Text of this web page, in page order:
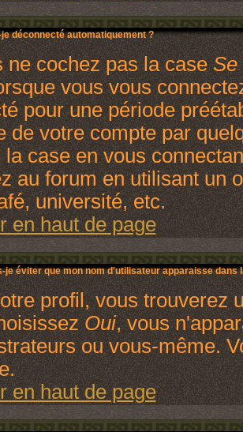
déconnecté automatiquement ?
ne cochez pas la caseSe
vous vous
pour une période
de votre compte par
la case en vous
au forum en utilisant un
université, etc.
en haut de page
je éviter que mon nom d'utilisateur apparaisse dans
profil, vous trouverez
Oui, vous
ou vous-même.
en haut de page